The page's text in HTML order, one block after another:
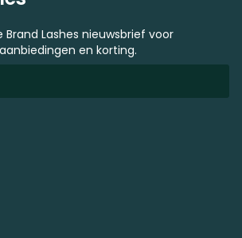
Brand Lashes nieuwsbrief voor
en korting.